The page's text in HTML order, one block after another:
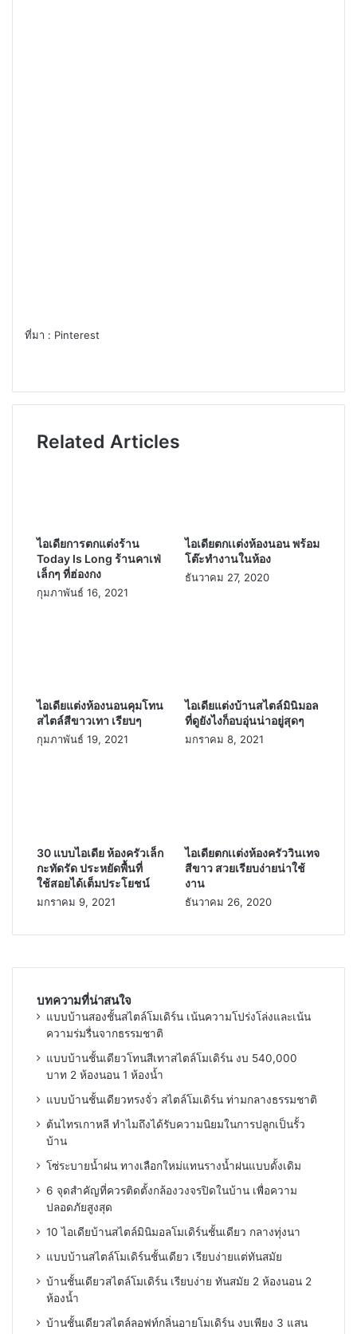
ที่มา : Pinterest
Related Articles
ไอเดียการตกแต่งร้าน
Today Is Long ร้านคาเฟ่
เล็กๆ ที่ฮ่องกง
กุมภาพันธ์ 16, 2021
ไอเดียตกเเต่งห้องนอน พร้อม
โต๊ะทำงานในห้อง
ธันวาคม 27, 2020
ไอเดียแต่งห้องนอนคุมโทน
สไตล์สีขาวเทา เรียบๆ
กุมภาพันธ์ 19, 2021
ไอเดียแต่งบ้านสไตล์มินิมอล
ที่ดูยังไงก็อบอุ่นน่าอยู่สุดๆ
มกราคม 8, 2021
30 แบบไอเดีย ห้องครัวเล็ก
กะทัดรัด ประหยัดพื้นที่
ใช้สอยได้เต็มประโยชน์
มกราคม 9, 2021
ไอเดียตกเเต่งห้องครัววินเทจ
สีขาว สวยเรียบง่ายน่าใช้
งาน
ธันวาคม 26, 2020
บทความที่น่าสนใจ
แบบบ้านสองชั้นสไตล์โมเดิร์น เน้นความโปร่งโล่งและเน้น
ความร่มรื่นจากธรรมชาติ
แบบบ้านชั้นเดียวโทนสีเทาสไตล์โมเดิร์น งบ 540,000
บาท 2 ห้องนอน 1 ห้องน้ำ
แบบบ้านชั้นเดียวทรงจั่ว สไตล์โมเดิร์น ท่ามกลางธรรมชาติ
ต้นไทรเกาหลี ทำไมถึงได้รับความนิยมในการปลูกเป็นรั้ว
บ้าน
โซ่ระบายน้ำฝน ทางเลือกใหม่แทนรางน้ำฝนแบบดั้งเดิม
6 จุดสำคัญที่ควรติดตั้งกล้องวงจรปิดในบ้าน เพื่อความ
ปลอดภัยสูงสุด
10 ไอเดียบ้านสไตล์มินิมอลโมเดิร์นชั้นเดียว กลางทุ่งนา
แบบบ้านสไตล์โมเดิร์นชั้นเดียว เรียบง่ายแต่ทันสมัย
บ้านชั้นเดียวสไตล์โมเดิร์น เรียบง่าย ทันสมัย 2 ห้องนอน 2
ห้องน้ำ
บ้านชั้นเดียวสไตล์ลอฟท์กลิ่นอายโมเดิร์น งบเพียง 3 แสน